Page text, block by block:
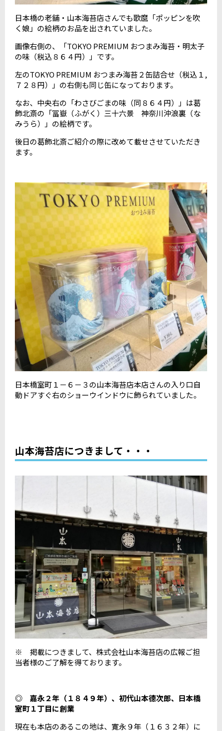
日本橋の老舗・山本海苔店さんでも歌麿「ポッピンを吹
く娘」の絵柄のお品を出されていました。
画像右側の、「TOKYO PREMIUM おつまみ海苔・明太子
の味（税込８６４円）」です。
左のTOKYO PREMIUM おつまみ海苔２缶詰合せ（税込１,
７２８円）」の右側も同じ缶になっております。
なお、中央右の「わさびごまの味（同８６４円）」は葛
飾北斎の「冨嶽（ふがく）三十六景 神奈川沖浪裏（な
みうら）」の絵柄です。
後日の葛飾北斎ご紹介の際に改めて載せさせていただき
ます。
日本橋室町１－６－３の山本海苔店本店さんの入り口自
動ドアすぐ右のショーウインドウに飾られていました。
山本海苔店につきまして・・・
※ 掲載につきまして、株式会社山本海苔店の広報ご担
当者様のご了解を得ております。
◎ 嘉永２年（１８４９年）、初代山本德次郎、日本橋
室町１丁目に創業
現在も本店のあるこの地は、寛永９年（１６３２年）に